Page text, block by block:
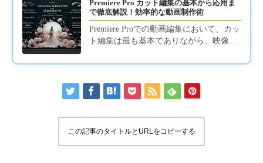
Premiere Pro カット編集の基本から応用ま
で徹底解説！効率的な動画制作術
Premiere Proでの動画編集において、カッ
ト編集は最も基本でありながら、映像の
工程です。このペー...
この記事のタイトルとURLをコピーする